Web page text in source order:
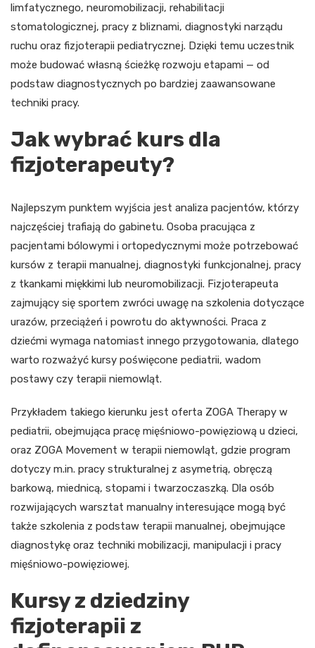
limfatycznego, neuromobilizacji, rehabilitacji
stomatologicznej, pracy z bliznami, diagnostyki narządu
ruchu oraz fizjoterapii pediatrycznej. Dzięki temu uczestnik
może budować własną ścieżkę rozwoju etapami — od
podstaw diagnostycznych po bardziej zaawansowane
techniki pracy.
Jak wybrać kurs dla
fizjoterapeuty?
Najlepszym punktem wyjścia jest analiza pacjentów, którzy
najczęściej trafiają do gabinetu. Osoba pracująca z
pacjentami bólowymi i ortopedycznymi może potrzebować
kursów z terapii manualnej, diagnostyki funkcjonalnej, pracy
z tkankami miękkimi lub neuromobilizacji. Fizjoterapeuta
zajmujący się sportem zwróci uwagę na szkolenia dotyczące
urazów, przeciążeń i powrotu do aktywności. Praca z
dziećmi wymaga natomiast innego przygotowania, dlatego
warto rozważyć kursy poświęcone pediatrii, wadom
postawy czy terapii niemowląt.
Przykładem takiego kierunku jest oferta ZOGA Therapy w
pediatrii, obejmująca pracę mięśniowo-powięziową u dzieci,
oraz ZOGA Movement w terapii niemowląt, gdzie program
dotyczy m.in. pracy strukturalnej z asymetrią, obręczą
barkową, miednicą, stopami i twarzoczaszką. Dla osób
rozwijających warsztat manualny interesujące mogą być
także szkolenia z podstaw terapii manualnej, obejmujące
diagnostykę oraz techniki mobilizacji, manipulacji i pracy
mięśniowo-powięziowej.
Kursy z dziedziny
fizjoterapii z